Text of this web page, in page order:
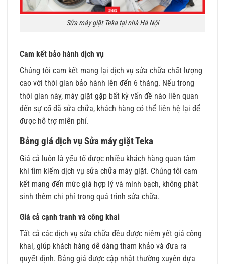
Sửa máy giặt Teka tại nhà Hà Nội
Cam kết bảo hành dịch vụ
Chúng tôi cam kết mang lại dịch vụ sửa chữa chất lượng
cao với thời gian bảo hành lên đến 6 tháng. Nếu trong
thời gian này, máy giặt gặp bất kỳ vấn đề nào liên quan
đến sự cố đã sửa chữa, khách hàng có thể liên hệ lại để
được hỗ trợ miễn phí.
Bảng giá dịch vụ Sửa máy giặt Teka
Giá cả luôn là yếu tố được nhiều khách hàng quan tâm
khi tìm kiếm dịch vụ sửa chữa máy giặt. Chúng tôi cam
kết mang đến mức giá hợp lý và minh bạch, không phát
sinh thêm chi phí trong quá trình sửa chữa.
Giá cả cạnh tranh và công khai
Tất cả các dịch vụ sửa chữa đều được niêm yết giá công
khai, giúp khách hàng dễ dàng tham khảo và đưa ra
quyết định. Bảng giá được cập nhật thường xuyên dựa